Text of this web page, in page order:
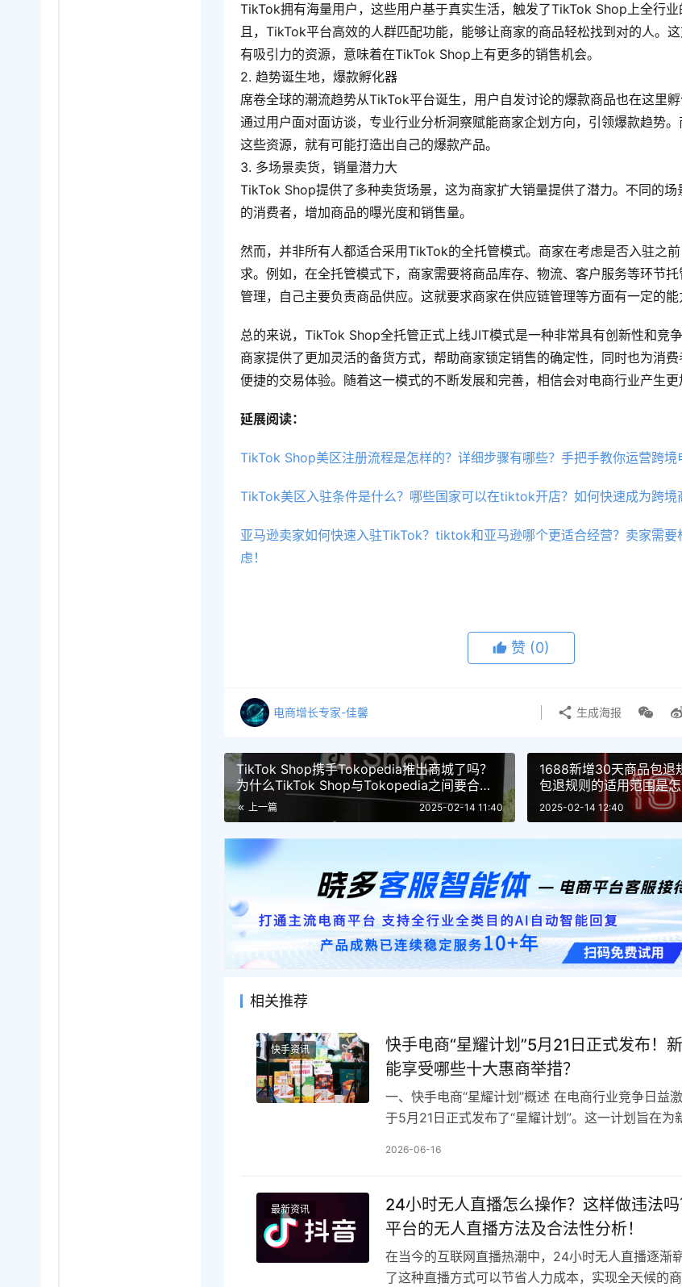
TikTok拥有海量用户，这些用户基于真实生活，触发了TikTok Shop上全行
且，TikTok平台高效的人群匹配功能，能够让商家的商品轻松找到对的人。
有吸引力的资源，意味着在TikTok Shop上有更多的销售机会。
2. 趋势诞生地，爆款孵化器
席卷全球的潮流趋势从TikTok平台诞生，用户自发讨论的爆款商品也在这里
通过用户面对面访谈，专业行业分析洞察赋能商家企划方向，引领爆款趋势
这些资源，就有可能打造出自己的爆款产品。
3. 多场景卖货，销量潜力大
TikTok Shop提供了多种卖货场景，这为商家扩大销量提供了潜力。不同的场
的消费者，增加商品的曝光度和销售量。
然而，并非所有人都适合采用TikTok的全托管模式。商家在考虑是否入驻之
求。例如，在全托管模式下，商家需要将商品库存、物流、客户服务等环节
管理，自己主要负责商品供应。这就要求商家在供应链管理等方面有一定的能
总的来说，TikTok Shop全托管正式上线JIT模式是一种非常具有创新性和竞
商家提供了更加灵活的备货方式，帮助商家锁定销售的确定性，同时也为消费
便捷的交易体验。随着这一模式的不断发展和完善，相信会对电商行业产生更
延展阅读：
TikTok Shop美区注册流程是怎样的？详细步骤有哪些？手把手教你运营跨境
TikTok美区入驻条件是什么？哪些国家可以在tiktok开店？如何快速成为跨境
亚马逊卖家如何快速入驻TikTok？tiktok和亚马逊哪个更适合经营？卖家需要
虑！
赞 (0)
电商增长专家-佳馨 生成海报
TikTok Shop携手Tokopedia推出商城了吗？
为什么TikTok Shop与Tokopedia之间要合
作？上一篇 2025-02-14 11:40
1688新增30天商品包退
包退规则的适用范围是
2025-02-14 12:40
相关推荐
快手资讯
快手电商“星耀计划”5月21日正式发布！
能享受哪些十大惠商举措？
一、快手电商“星耀计划”概述 在电商行业竞争日益
于5月21日正式发布了“星耀计划”。这一计划旨在为
2026-06-16
最新资讯
24小时无人直播怎么操作？这样做违法
平台的无人直播方法及合法性分析！
在当今的互联网直播热潮中，24小时无人直播逐渐
了这种直播方式可以节省人力成本，实现全天候的